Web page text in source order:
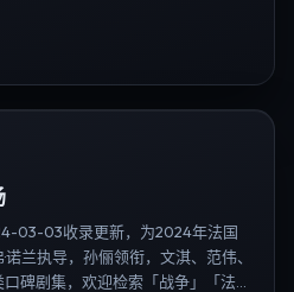
剧高清等长尾词。
03-03收录更新，为2024年法国
兰执导，孙俪领衔，文淇、范伟、
碑剧集，欢迎检索「战争」「法